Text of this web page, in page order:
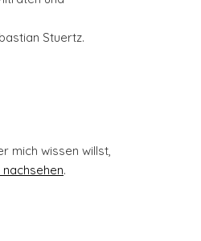
Stuertz.
mich wissen willst,
.